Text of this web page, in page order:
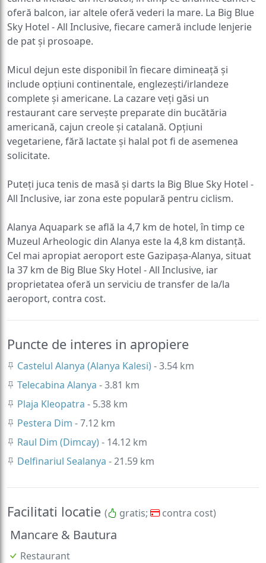
oferă balcon, iar altele oferă vederi la mare. La Big Blue
Sky Hotel - All Inclusive, fiecare cameră include lenjerie
de pat și prosoape.
Micul dejun este disponibil în fiecare dimineață și
include opțiuni continentale, englezești/irlandeze
complete și americane. La cazare veți găsi un
restaurant care servește preparate din bucătăria
americană, cajun creole și catalană. Opțiuni
vegetariene, fără lactate și halal pot fi de asemenea
solicitate.
Puteți juca tenis de masă și darts la Big Blue Sky Hotel -
All Inclusive, iar zona este populară pentru ciclism.
Alanya Aquapark se află la 4,7 km de hotel, în timp ce
Muzeul Arheologic din Alanya este la 4,8 km distanță.
Cel mai apropiat aeroport este Gazipaşa-Alanya, situat
la 37 km de Big Blue Sky Hotel - All Inclusive, iar
proprietatea oferă un serviciu de transfer de la/la
aeroport, contra cost.
Puncte de interes in apropiere
Castelul Alanya (Alanya Kalesi)- 3.54 km
Telecabina Alanya - 3.81 km
Plaja Kleopatra - 5.38 km
Pestera Dim - 7.12 km
Raul Dim (Dimcay)- 14.12 km
Delfinariul Sealanya - 21.59 km
Facilitati locatie ( gratis; contra cost)
Mancare & Bautura
Restaurant